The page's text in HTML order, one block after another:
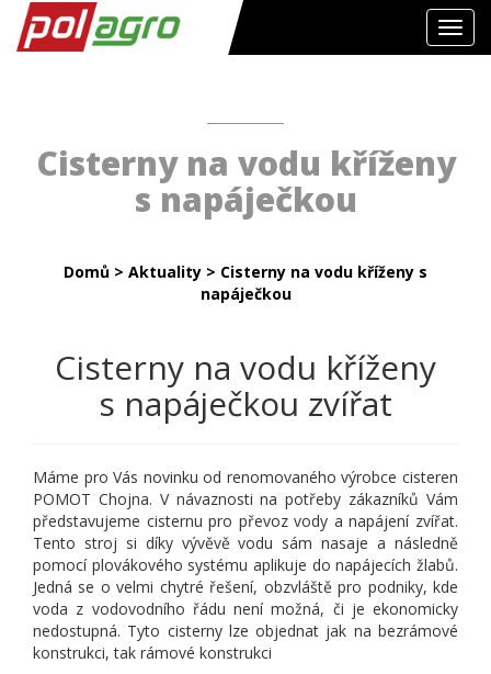
Cisterny na vodu kříženy
s napáječkou
Domů > Aktuality > Cisterny na vodu kříženy s
napáječkou
Cisterny na vodu kříženy
s napáječkou zvířat
Máme pro Vás novinku od renomovaného výrobce cisteren
POMOT Chojna. V návaznosti na potřeby zákazníků Vám
představujeme cisternu pro převoz vody a napájení zvířat.
Tento stroj si díky vývěvě vodu sám nasaje a následně
pomocí plovákového systému aplikuje do napájecích žlabů.
Jedná se o velmi chytré řešení, obzvláště pro podniky, kde
voda z vodovodního řádu není možná, či je ekonomicky
nedostupná. Tyto cisterny lze objednat jak na bezrámové
konstrukci, tak rámové konstrukci